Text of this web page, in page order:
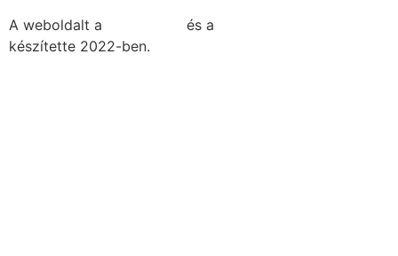
A weboldalt a és a
készítette 2022-ben.